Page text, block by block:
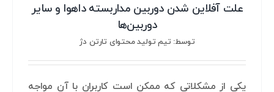
علت آفلاین شدن دوربین مداربسته داهوا و سایر
دوربین‌ها
توسط: تیم تولید محتوای تارتن دژ
یکی از مشکلاتی که ممکن است کاربران با آن مواجه